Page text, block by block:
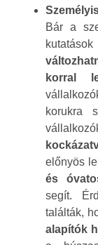
Bár a
korral
korukra
előnyös
és
segít.
találták,
alapítók